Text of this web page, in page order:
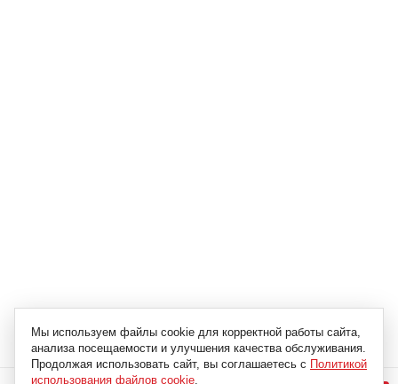
Мы используем файлы cookie для корректной работы сайта,
анализа посещаемости и улучшения качества обслуживания.
Продолжая использовать сайт, вы соглашаетесь с Политикой
использования файлов cookie.